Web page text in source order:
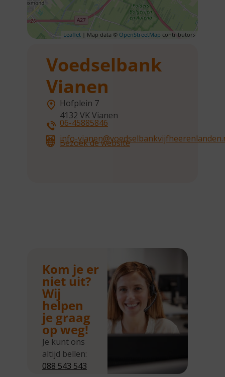
Leaflet | Map data © OpenStreetMap contributors
Voedselbank
Vianen
Hofplein 7
4132 VKVianen
06-45885846
info-
Bezoek de website
Kom je er
niet uit?
Wij
helpen
je graag
op weg!
Je kunt ons
altijd bellen:
088 543 543